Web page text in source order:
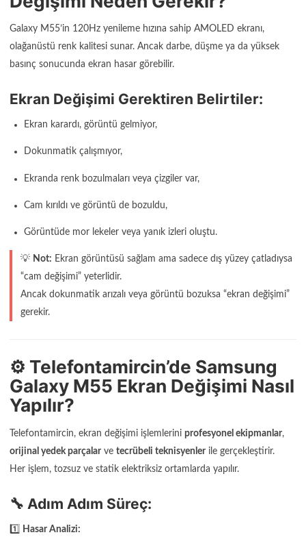
Galaxy M55’in 120Hz yenileme hızına sahip AMOLED ekranı,
olağanüstü renk kalitesi sunar. Ancak darbe, düşme ya da yüksek
basınç sonucunda ekran hasar görebilir.
Ekran Değişimi Gerektiren Belirtiler:
Ekran karardı, görüntü gelmiyor,
Dokunmatik çalışmıyor,
Ekranda renk bozulmaları veya çizgiler var,
Cam kırıldı ve görüntü de bozuldu,
Görüntüde mor lekeler veya yanık izleri oluştu.
💡 Not: Ekran görüntüsü sağlam ama sadece dış yüzey çatladıysa
“cam değişimi” yeterlidir.
Ancak dokunmatik arızalı veya görüntü bozuksa “ekran değişimi”
gerekir.
⚙️ Telefontamircin’de Samsung
Galaxy M55 Ekran Değişimi Nasıl
Yapılır?
Telefontamircin, ekran değişimi işlemlerini profesyonel ekipmanlar,
orijinal yedek parçalar ve tecrübeli teknisyenler ile gerçekleştirir.
Her işlem, tozsuz ve statik elektriksiz ortamlarda yapılır.
🔧 Adım Adım Süreç:
1️⃣
Hasar Analizi: